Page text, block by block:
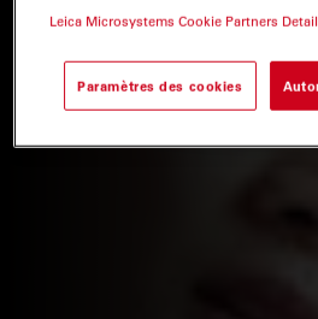
Leica Microsystems Cookie Partners
Paramètres des cookies